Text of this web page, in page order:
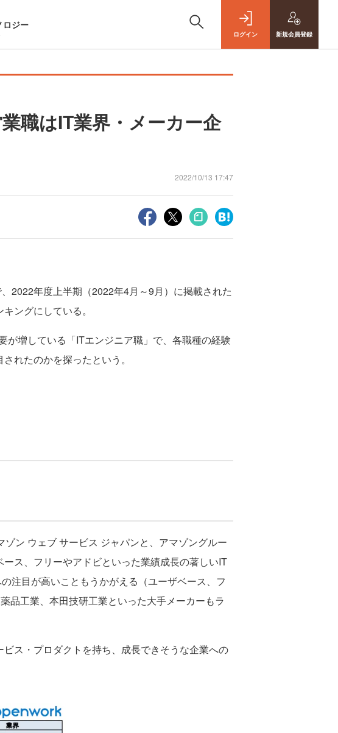
ロジー
ログイン 新規会員登録
職はIT業界・メーカー企
2022/10/13 17:47
2022年度上半期（2022年4月～9月）に掲載された
ングにしている。
増している「ITエンジニア職」で、各職種の経験
れたのかを探ったという。
ン ウェブ サービス ジャパンと、アマゾングルー
ス、フリーやアドビといった業績成長の著しいIT
注目が高いこともうかがえる（ユーザベース、フ
品工業、本田技研工業といった大手メーカーもラ
ス・プロダクトを持ち、成長できそうな企業への